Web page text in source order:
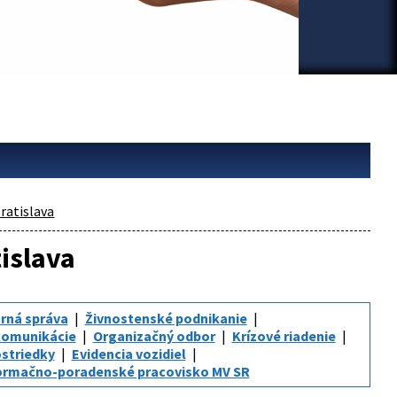
správa
Živnostenské podnikanie
Organizačný odbor
Krízové riadenie
Evidencia vozidiel
poradenské pracovisko MV SR